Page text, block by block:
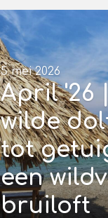
April '26
wilde
tot
een
bruiloft
5 mei 2026